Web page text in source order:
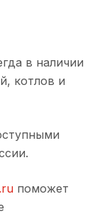
в наличии
котлов и
поможет